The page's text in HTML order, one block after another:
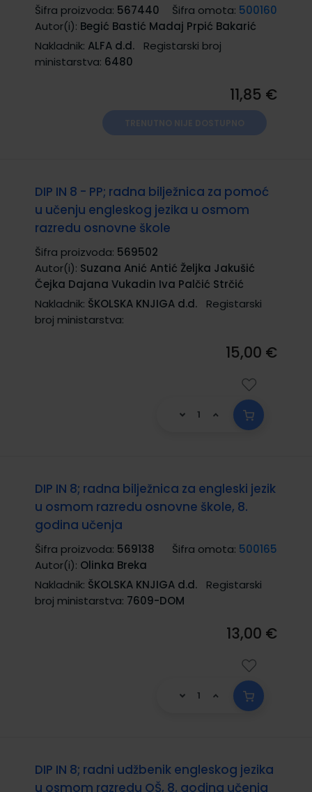
Šifra proizvoda: 567440 Šifra omota: 500160
Autor(i): Begić Bastić Madaj Prpić Bakarić
Nakladnik: ALFA d.d.
Registarski broj
ministarstva: 6480
11,85 €
DIP IN 8 - PP; radna bilježnica za pomoć
u učenju engleskog jezika u osmom
razredu osnovne škole
Šifra proizvoda: 569502
Autor(i): Suzana Anić Antić Željka Jakušić
Čejka Dajana Vukadin Iva Palčić Strčić
Nakladnik: ŠKOLSKA KNJIGA d.d.
Registarski
broj ministarstva:
15,00 €
DIP IN 8; radna bilježnica za engleski jezik
u osmom razredu osnovne škole, 8.
godina učenja
Šifra proizvoda: 569138 Šifra omota: 500165
Autor(i): Olinka Breka
Nakladnik: ŠKOLSKA KNJIGA d.d.
Registarski
broj ministarstva: 7609-DOM
13,00 €
DIP IN 8; radni udžbenik engleskog jezika
u osmom razredu OŠ, 8. godina učenja